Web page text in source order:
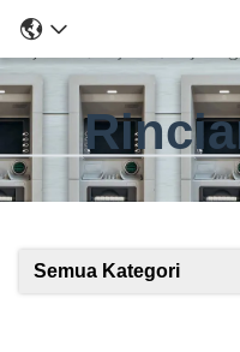
Semua Kategori